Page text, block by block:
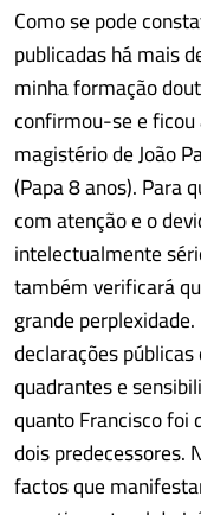
Como se pode
publicadas há mais
minha formação
confirmou-se e
magistério de João
(Papa 8 anos). Para
com atenção e o
intelectualmente
também verificará
grande
declarações
quadrantes e
quanto Francisco
dois predecessores.
factos que